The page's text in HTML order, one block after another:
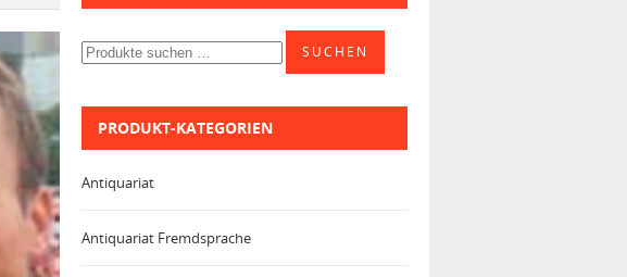
Suchen
nach:
SUCHEN
PRODUKT-KATEGORIEN
Antiquariat
Antiquariat Fremdsprache